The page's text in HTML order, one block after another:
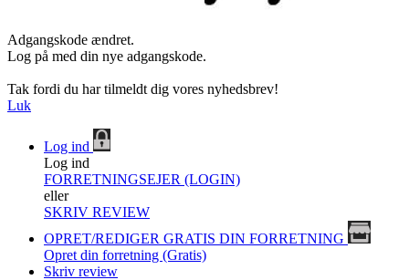
Adgangskode ændret.
Log på med din nye adgangskode.
Tak fordi du har tilmeldt dig vores nyhedsbrev!
Luk
Log ind
Log ind
FORRETNINGSEJER (LOGIN)
eller
SKRIV REVIEW
OPRET/REDIGER GRATIS DIN FORRETNING
Opret din forretning (Gratis)
Skriv review